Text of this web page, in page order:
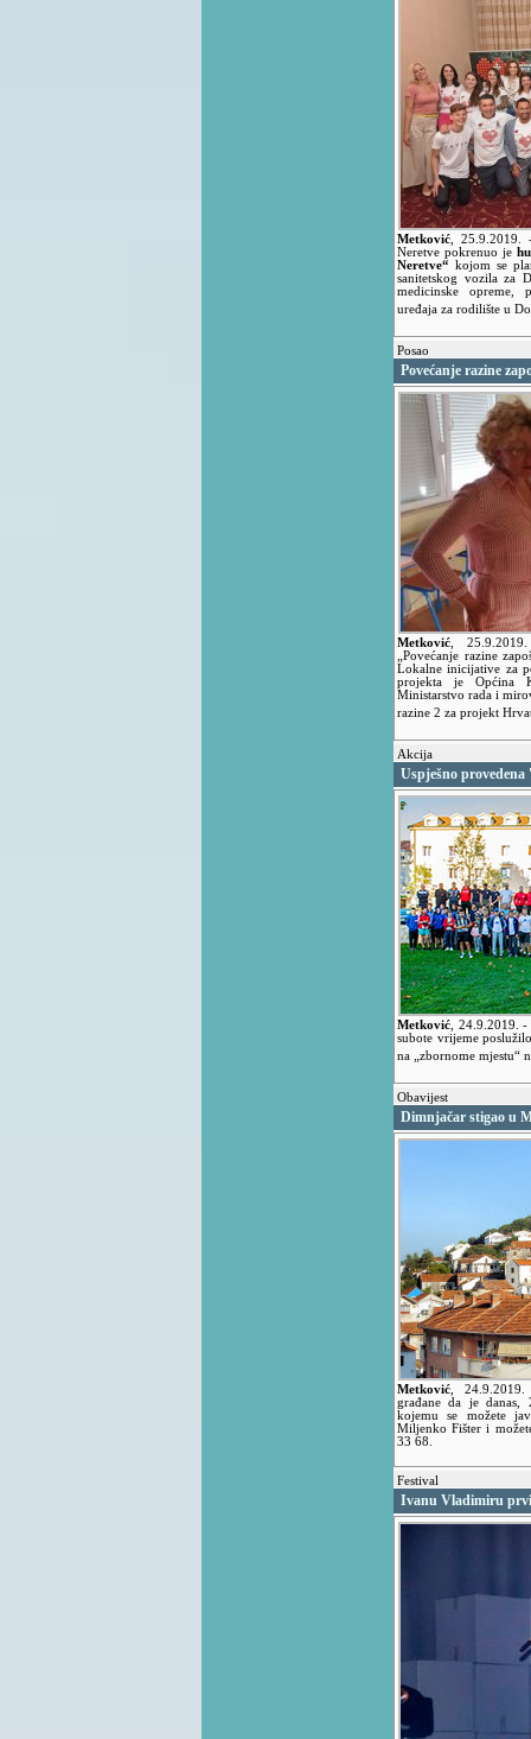
Metković 25.9.2019.
Neretve pokrenuo je
Neretve“ kojom se
sanitetskog vozila za
medicinske opreme,
uređaja za rodilište u
Posao
Povećanje razine
Metković
„Povećanje razine
Lokalne inicijative za
projekta je Općina
Ministarstvo rada i
razine 2 za projekt
Akcija
Uspješno provedena
Metković 24.9.2019.-
subote vrijeme
na „zbornome
Obavijest
Dimnjačar stigao u
Metković
građane da je
kojemu se možete
Miljenko Fišter i
33 68.
Festival
Ivanu Vladimiru